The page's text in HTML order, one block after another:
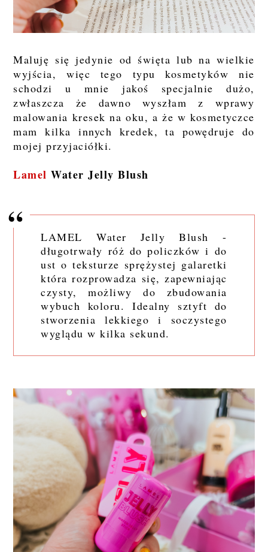
Maluję się jedynie od święta lub na wielkie
wyjścia, więc tego typu kosmetyków nie
schodzi u mnie jakoś specjalnie dużo,
zwłaszcza że dawno wyszłam z wprawy
malowania kresek na oku, a że w kosmetyczce
mam kilka innych kredek, ta powędruje do
mojej przyjaciółki.
LamelWater Jelly Blush
LAMEL Water Jelly Blush -
długotrwały róż do policzków i do
ust o teksturze sprężystej galaretki
która rozprowadza się, zapewniając
czysty, możliwy do zbudowania
wybuch koloru. Idealny sztyft do
stworzenia lekkiego i soczystego
wyglądu w kilka sekund.